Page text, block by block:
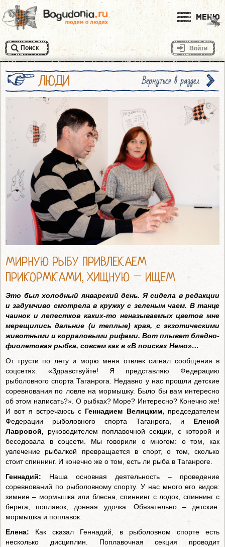
Меню
Поиск Войти
ЛЮДИ Вернуться в раздел
МИРНУЮ РЫБУ ПРИВЛЕКАЕМ
ПРИКОРМКАМИ, ХИЩНУЮ – ИЩЕМ
Это был холодный январский день. Я сидела в редакции
и задумчиво смотрела в кружку с зеленым чаем. В танце
чаинок и лепестков каких-то неназываемых цветов мне
мерещились дальние (и теплые) края, с экзотическими
животными и корраловыми рифами. Вот плывет бледно-
фиолетовая рыбка, совсем как в «В поисках Немо»…
От грусти по лету и морю меня отвлек сигнал сообщения в
соцсетях. «Здравствуйте! Я представляю Федерацию
рыболовного спорта Таганрога. Недавно у нас прошли детские
соревнования по ловле на мормышку. Было бы вам интересно
об этом написать?». О рыбках? Море? Интересно? Конечно же!
И вот я встречаюсь с Геннадием Велицким, председателем
Федерации рыболовного спорта Таганрога, и Еленой
Лавровой, руководителем поплавочной секции, с которой и
беседовала в соцсети. Мы говорили о многом: о том, как
увлечение рыбалкой превращается в спорт, о том, сколько
стоит спиннинг. И конечно же о том, есть ли рыба в Таганроге.
Геннадий: Наша основная деятельность – проведение
соревнований по рыболовному спорту. У нас много его видов:
зимние – мормышка или блесна, спиннинг с лодок, спиннинг с
берега, поплавок, донная удочка. Обязательно – детские:
мормышка и поплавок.
Елена: Как сказал Геннадий, в рыболовном спорте есть
несколько дисциплин. Поплавочная секция проводит